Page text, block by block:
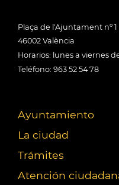
Plaça de l'Ajuntament nº 1
46002 València
Horarios: lunes a viernes
Teléfono: 963 52 54 78
Ayuntamiento
La ciudad
Trámites
Atención